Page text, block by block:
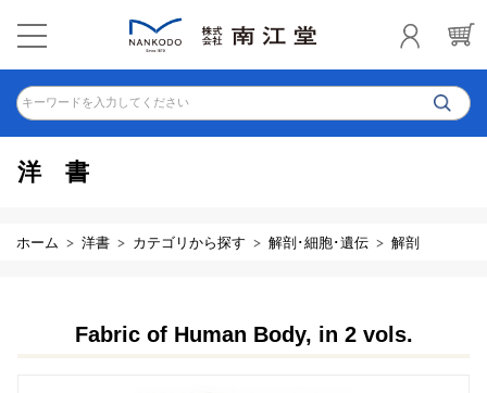
キーワードを入力してください
洋書
ホーム 洋書 カテゴリから探す 解剖･細胞･遺伝 解剖
Fabric of Human Body, in 2 vols.